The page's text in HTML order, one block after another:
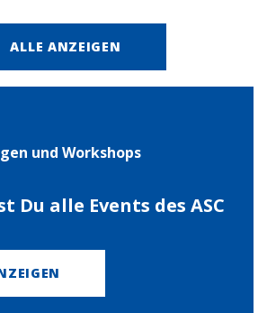
ALLE ANZEIGEN
und Work­shops
Du alle Events des ASC